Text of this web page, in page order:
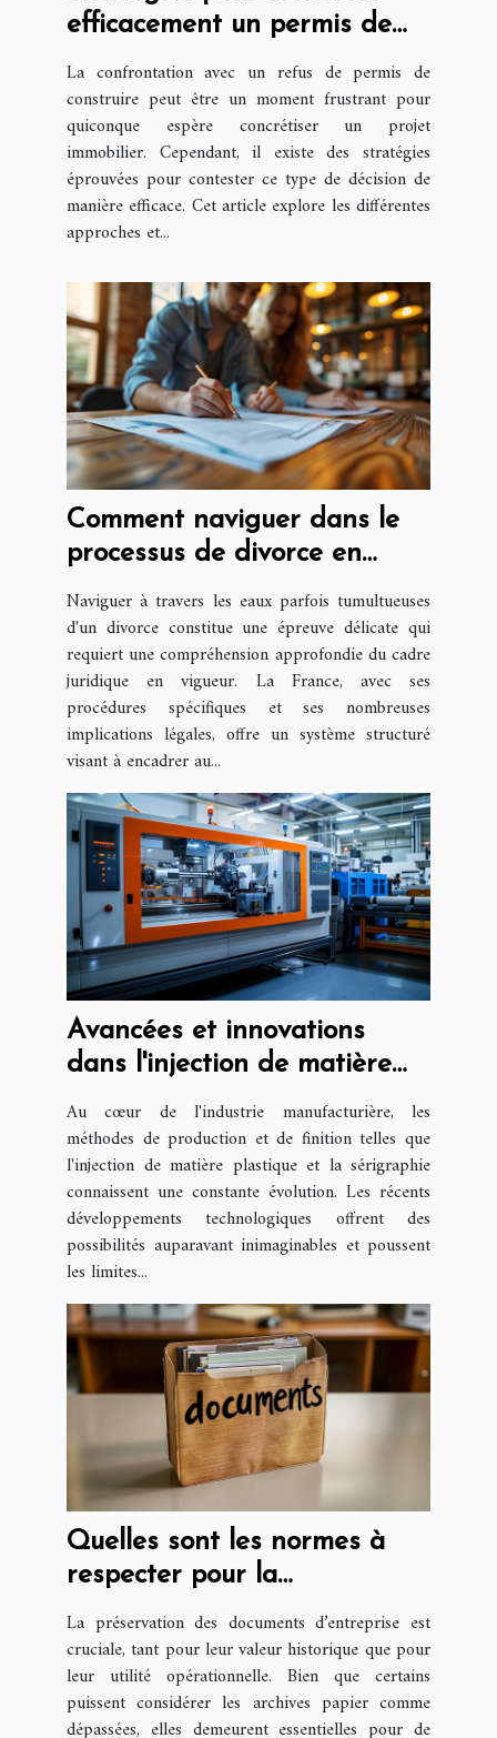
efficacement un permis de
construire refusé
La confrontation avec un refus de permis de
construire peut être un moment frustrant pour
quiconque espère concrétiser un projet
immobilier. Cependant, il existe des stratégies
éprouvées pour contester ce type de décision de
manière efficace. Cet article explore les différentes
approches et...
Comment naviguer dans le
processus de divorce en
Naviguer à travers les eaux parfois tumultueuses
d'un divorce constitue une épreuve délicate qui
requiert une compréhension approfondie du cadre
juridique en vigueur. La France, avec ses
procédures spécifiques et ses nombreuses
implications légales, offre un système structuré
visant à encadrer au...
Avancées et innovations
dans l'injection de matière
Au cœur de l'industrie manufacturière, les
méthodes de production et de finition telles que
l'injection de matière plastique et la sérigraphie
connaissent une constante évolution. Les récents
développements technologiques offrent des
possibilités auparavant inimaginables et poussent
les limites...
Quelles sont les normes à
respecter pour la
conservation des documents
d’entreprise ?
La préservation des documents d’entreprise est
cruciale, tant pour leur valeur historique que pour
leur utilité opérationnelle. Bien que certains
puissent considérer les archives papier comme
dépassées, elles demeurent essentielles pour de